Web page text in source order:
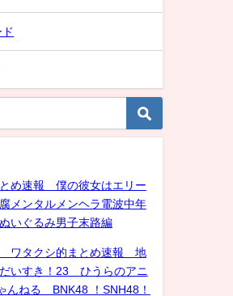
め速報 僕の彼女はエリー
メンタルメンヘラ電波中年
いぐるみ男子末路編
ワタクシ的まとめ速報 地
いすき！23 ひうらのアニ
んねる BNK48 ！SNH48！